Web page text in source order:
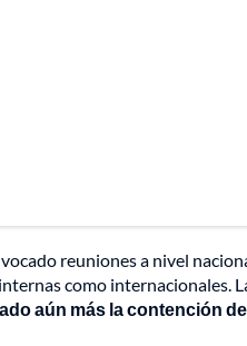
reuniones a nivel
como internacionales.
aún más la contención